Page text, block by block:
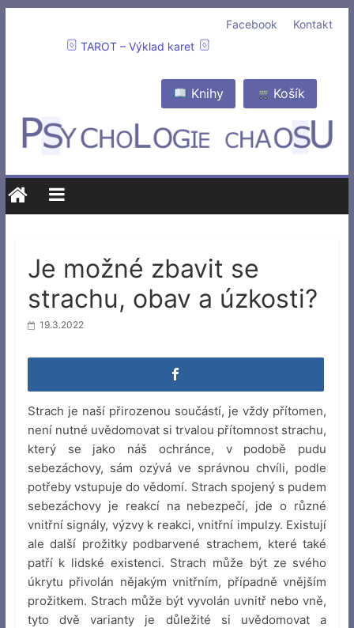
Kontakt
Facebook
TAROT – Výklad karet
Košík
Knihy
Je možné zbavit se
strachu, obav a úzkosti?
19.3.2022
Strach je naší přirozenou součástí, je vždy přítomen,
není nutné uvědomovat si trvalou přítomnost strachu,
který se jako náš ochránce, v podobě pudu
sebezáchovy, sám ozývá ve správnou chvíli, podle
potřeby vstupuje do vědomí. Strach spojený s pudem
sebezáchovy je reakcí na nebezpečí, jde o různé
vnitřní signály, výzvy k reakci, vnitřní impulzy. Existují
ale další prožitky podbarvené strachem, které také
patří k lidské existenci. Strach může být ze svého
úkrytu přivolán nějakým vnitřním, případně vnějším
prožitkem. Strach může být vyvolán uvnitř nebo vně,
tyto dvě varianty je důležité si uvědomovat a